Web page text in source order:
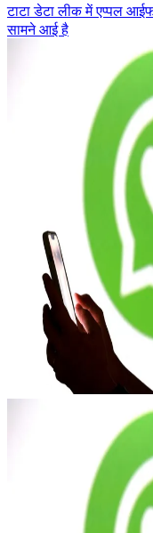
टाटा डेटा लीक में एप्पल
सामने आई है